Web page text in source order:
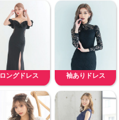
ロングドレス 袖ありドレス